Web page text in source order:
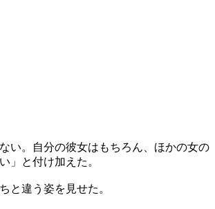
い。自分の彼女はもちろん、ほかの女の
」と付け加えた。
と違う姿を見せた。